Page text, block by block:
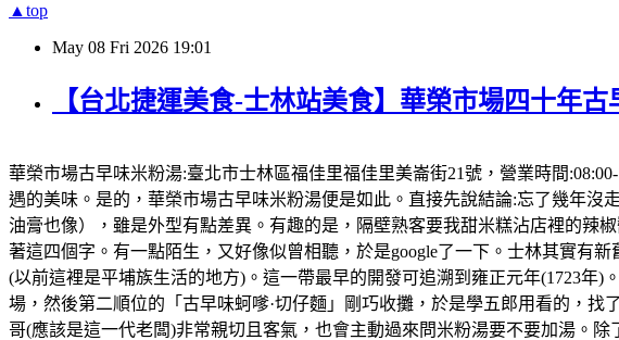
▲top
May 08 Fri 2026 19:01
【台北捷運美食-士林站美食】華榮市場四十年
華榮市場古早味米粉湯:臺北市士林區福佳里福佳里美崙街21號，營業時間
遇的美味。是的，華榮市場古早味米粉湯便是如此。直接先說結論:忘了幾年
油膏也像），雖是外型有點差異。有趣的是，隔壁熟客要我甜米糕沾店裡的辣
著這四個字。有一點陌生，又好像似曾相聽，於是google了一下。士林其實有
(以前這裡是平埔族生活的地方)。這一帶最早的開發可追溯到雍正元年(1723年)
場，然後第二順位的「古早味蚵嗲·切仔麵」剛巧收攤，於是學五郎用看的，
哥(應該是這一代老闆)非常親切且客氣，也會主動過來問米粉湯要不要加湯。